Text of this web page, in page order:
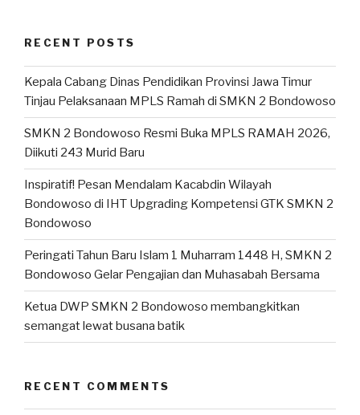
RECENT POSTS
Kepala Cabang Dinas Pendidikan Provinsi Jawa Timur
Tinjau Pelaksanaan MPLS Ramah di SMKN 2 Bondowoso
SMKN 2 Bondowoso Resmi Buka MPLS RAMAH 2026,
Diikuti 243 Murid Baru
Inspiratif! Pesan Mendalam Kacabdin Wilayah
Bondowoso di IHT Upgrading Kompetensi GTK SMKN 2
Bondowoso
Peringati Tahun Baru Islam 1 Muharram 1448 H, SMKN 2
Bondowoso Gelar Pengajian dan Muhasabah Bersama
Ketua DWP SMKN 2 Bondowoso membangkitkan
semangat lewat busana batik
RECENT COMMENTS